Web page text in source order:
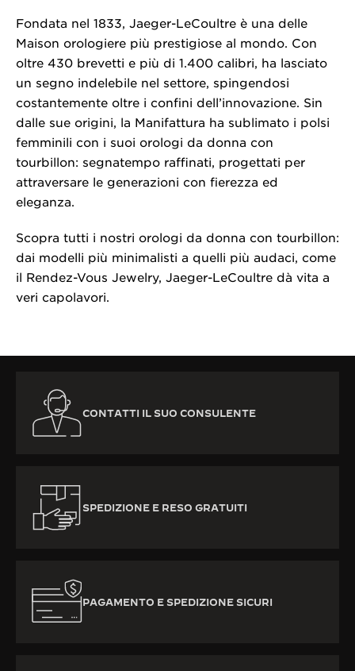
Fondata nel 1833, Jaeger-LeCoultre è una delle
Maison orologiere più prestigiose al mondo. Con
oltre 430 brevetti e più di 1.400 calibri, ha lasciato
un segno indelebile nel settore, spingendosi
costantemente oltre i confini dell’innovazione. Sin
dalle sue origini, la Manifattura ha sublimato i polsi
femminili con i suoi orologi da donna con
tourbillon: segnatempo raffinati, progettati per
attraversare le generazioni con fierezza ed
eleganza.
Scopra tutti i nostri orologi da donna con tourbillon:
dai modelli più minimalisti a quelli più audaci, come
il Rendez-Vous Jewelry, Jaeger-LeCoultre dà vita a
veri capolavori.
CONTATTI IL SUO CONSULENTE
SPEDIZIONE E RESO GRATUITI
PAGAMENTO E SPEDIZIONE SICURI